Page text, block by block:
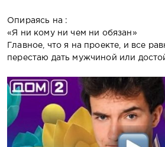
Опираясь на :
«Я ни кому ни чем ни обязан»
Главное, что я на проекте, и все
перестаю дать мужчиной или